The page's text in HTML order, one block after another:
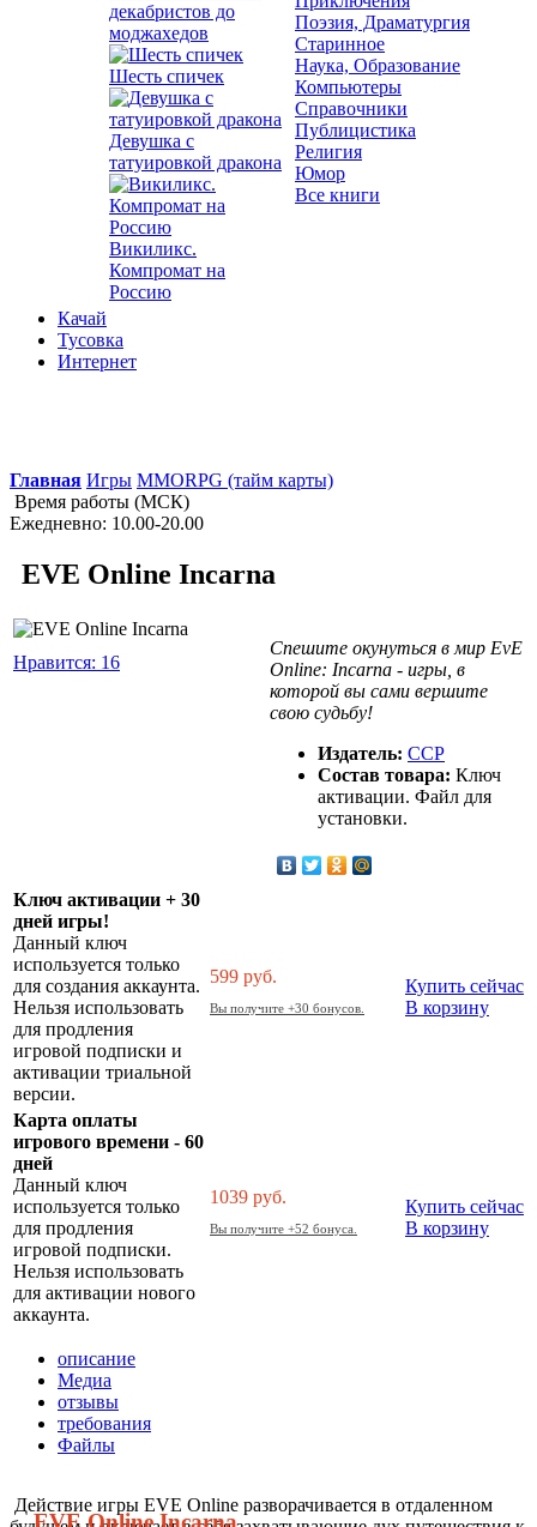
декабристов до
моджахедов
Шесть спичек
Девушка с
татуировкой дракона
Викиликс.
Компромат на
Россию
Поэзия, Драматургия
Старинное
Наука, Образование
Компьютеры
Справочники
Публицистика
Религия
Юмор
Все книги
Качай
Тусовка
Интернет
Главная Игры MMORPG (тайм карты)
Время работы (МСК)
Ежедневно: 10.00-20.00
EVE Online Incarna
Нравится: 16
Спешите окунуться в мир EvE
Online: Incarna - игры, в
которой вы сами вершите
свою судьбу!
Издатель: CCP
Состав товара: Ключ
активации. Файл для
установки.
Ключ активации + 30
дней игры!
Данный ключ
используется только
для создания аккаунта.
Нельзя использовать
для продления
игровой подписки и
активации триальной
версии.
599 руб.
Вы получите +30 бонусов.
Купить сейчас
В корзину
Карта оплаты
игрового времени - 60
дней
Данный ключ
используется только
для продления
игровой подписки.
Нельзя использовать
для активации нового
аккаунта.
1039 руб.
Вы получите +52 бонуса.
Купить сейчас
В корзину
описание
Медиа
отзывы
требования
Файлы
Действие игры EVE Online разворачивается в отдаленном